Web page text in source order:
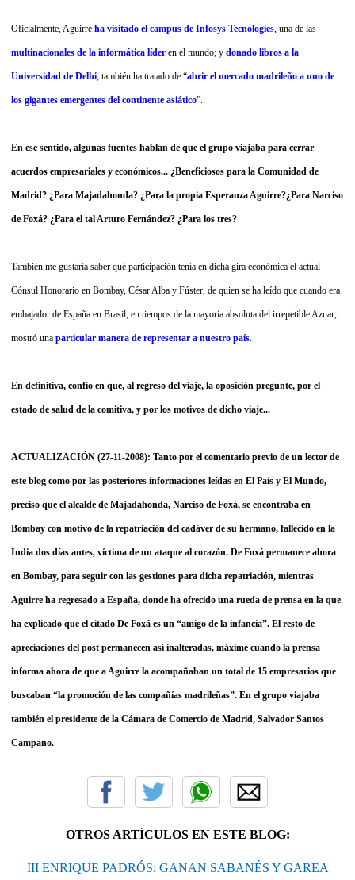
Oficialmente, Aguirre ha visitado el campus de Infosys Tecnologies , una de las
multinacionales de la informática líder en el mundo; y donado libros a la
Universidad de Delhi; también ha tratado de “abrir el mercado madrileño a uno de
los gigantes emergentes del continente asiático”.
En ese sentido, algunas fuentes hablan de que el grupo viajaba para cerrar
acuerdos empresariales y económicos... ¿Beneficiosos para la Comunidad de
Madrid? ¿Para Majadahonda? ¿Para la propia Esperanza Aguirre?¿Para Narciso
de Foxá? ¿Para el tal Arturo Fernández? ¿Para los tres?
También me gustaría saber qué participación tenía en dicha gira económica el actual
Cónsul Honorario en Bombay, César Alba y Fúster, de quien se ha leído que cuando era
embajador de España en Brasil, en tiempos de la mayoría absoluta del irrepetible Aznar,
mostró una particular manera de representar a nuestro país
En definitiva, confío en que, al regreso del viaje, la oposición pregunte, por el
estado de salud de la comitiva, y por los motivos de dicho viaje...
ACTUALIZACIÓN (27-11-2008): Tanto por el comentario previo de un lector de
este blog como por las posteriores informaciones leídas en El País y El Mundo,
preciso que el alcalde de Majadahonda, Narciso de Foxá, se encontraba en
Bombay con motivo de la repatriación del cadáver de su hermano, fallecido en la
India dos días antes, víctima de un ataque al corazón. De Foxá permanece ahora
en Bombay, para seguir con las gestiones para dicha repatriación, mientras
Aguirre ha regresado a España, donde ha ofrecido una rueda de prensa en la que
ha explicado que el citado De Foxá es un “amigo de la infancia”. El resto de
apreciaciones del post permanecen así inalteradas, máxime cuando la prensa
informa ahora de que a Aguirre la acompañaban un total de 15 empresarios que
buscaban “la promoción de las compañías madrileñas”. En el grupo viajaba
también el presidente de la Cámara de Comercio de Madrid, Salvador Santos
Campano.
OTROS ARTÍCULOS EN ESTE BLOG:
III ENRIQUE PADRÓS: GANAN SABANÉS Y GAREA